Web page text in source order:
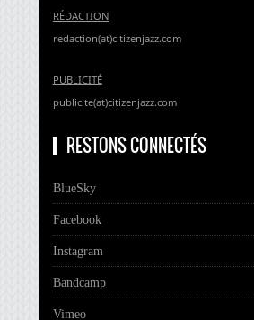
RÉDACTION
redaction(at)citizenjazz.com
PUBLICITÉ
publicite(at)citizenjazz.com
RESTONS CONNECTÉS
BlueSky
Facebook
Instagram
Bandcamp
Vimeo